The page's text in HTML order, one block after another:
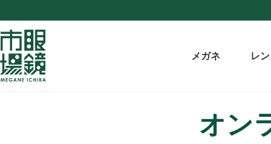
メガネ レ
オン